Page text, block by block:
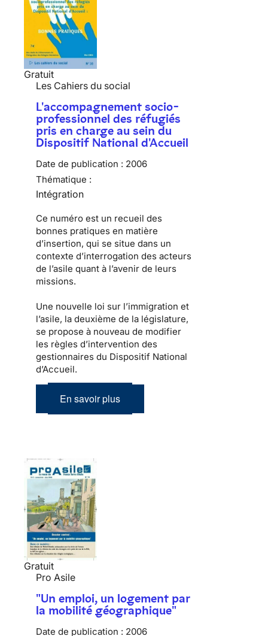
Gratuit
Les Cahiers du social
L'accompagnement socio-
professionnel des réfugiés
pris en charge au sein du
Dispositif National d'Accueil
Date de publication : 2006
Thématique :
Intégration
Ce numéro est un recueil des
bonnes pratiques en matière
d’insertion, qui se situe dans un
contexte d’interrogation des acteurs
de l’asile quant à l’avenir de leurs
missions.
Une nouvelle loi sur l’immigration et
l’asile, la deuxième de la législature,
se propose à nouveau de modifier
les règles d’intervention des
gestionnaires du Dispositif National
d’Accueil.
En savoir plus
Gratuit
Pro Asile
"Un emploi, un logement par
la mobilité géographique"
Date de publication : 2006